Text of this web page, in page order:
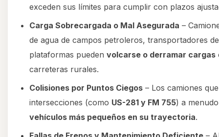
exceden sus límites para cumplir con plazos
Carga Sobrecargada o Mal Asegurada –
de agua de campos petroleros, transportadores
plataformas pueden volcarse o derramar cargas
carreteras rurales.
Colisiones por Puntos Ciegos – Los camiones
intersecciones (como US-281 y FM 755) a
vehículos más pequeños en su trayectoria.